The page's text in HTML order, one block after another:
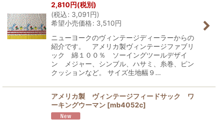
2,810円(税別)
(税込: 3,091円)
希望小売価格: 3,510円
ニューヨークのヴィンテージディーラーからの
紹介です。 アメリカ製ヴィンテージファブリ
ック 綿１００％ ソーイングツールデザイ
ン メジャー、シンブル、ハサミ、糸巻、ピン
クッションなど。 サイズ生地幅９…
アメリカ製 ヴィンテージフィードサック ワ
ーキングウーマン [mb4052c]